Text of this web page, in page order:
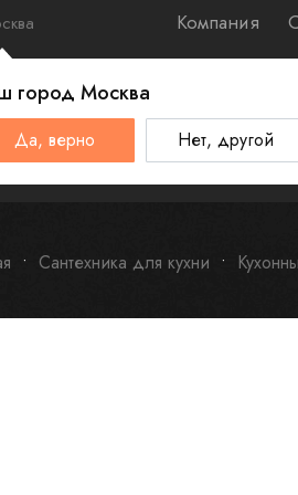
город Москва
Да, верно Нет, другой
Компания
Smeg Omoikiri
Сантехника для кухни